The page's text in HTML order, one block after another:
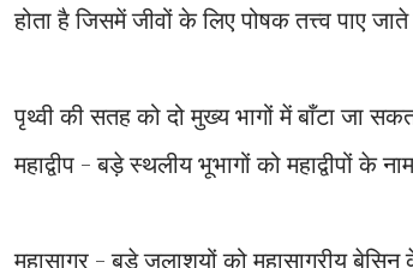
होता है जिसमें जीवों के लिए पोषक तत्त्व पाए
पृथ्वी की सतह को दो मुख्य भागों में बाँटा जा
महाद्वीप - बड़े स्थलीय भूभागों को महाद्वीपों के
महासागर - बड़े जलाशयों को महासागरीय